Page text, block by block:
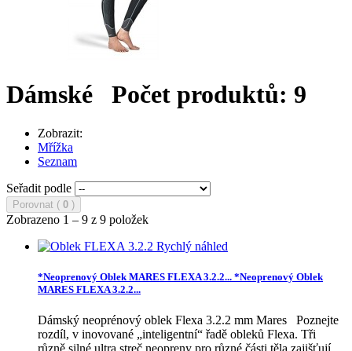
Dámské Počet produktů: 9
Zobrazit:
Mřížka
Seznam
Seřadit podle
Porovnat ( 0 )
Zobrazeno 1 – 9 z 9 položek
Rychlý náhled
*Neoprenový Oblek MARES FLEXA 3.2.2... *Neoprenový Oblek
MARES FLEXA 3.2.2...
Dámský neoprénový oblek Flexa 3.2.2 mm Mares Poznejte
rozdíl, v inovované „inteligentní“ řadě obleků Flexa. Tři